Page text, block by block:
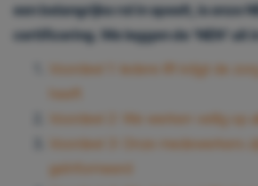
een belangrijke rol in speelt, is onze
certificering. We leggen de ‘NEN’ uit
Voordeel 1: Iedere lift krijgt de
Voordeel 3: Onze medewerkers
geïnformeerd
Geef toestemming of stel uw eigen
instellingen.
Lees meer in onze